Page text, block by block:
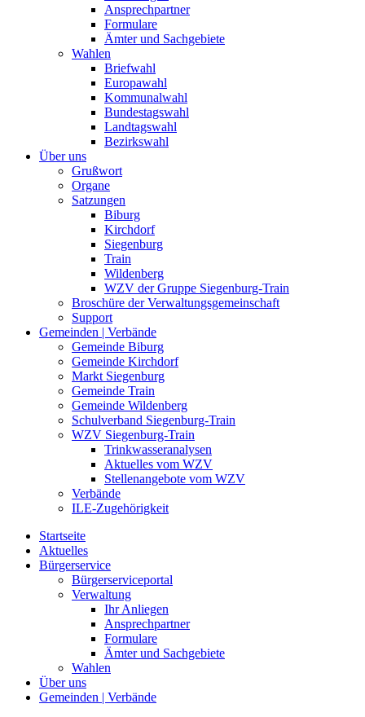
Ansprechpartner
Formulare
Ämter und Sachgebiete
Wahlen
Briefwahl
Europawahl
Kommunalwahl
Bundestagswahl
Landtagswahl
Bezirkswahl
Über uns
Grußwort
Organe
Satzungen
Biburg
Kirchdorf
Siegenburg
Train
Wildenberg
WZV der Gruppe Siegenburg-Train
Broschüre der Verwaltungsgemeinschaft
Support
Gemeinden | Verbände
Gemeinde Biburg
Gemeinde Kirchdorf
Markt Siegenburg
Gemeinde Train
Gemeinde Wildenberg
Schulverband Siegenburg-Train
WZV Siegenburg-Train
Trinkwasseranalysen
Aktuelles vom WZV
Stellenangebote vom WZV
Verbände
ILE-Zugehörigkeit
Startseite
Aktuelles
Bürgerservice
Bürgerserviceportal
Verwaltung
Ihr Anliegen
Ansprechpartner
Formulare
Ämter und Sachgebiete
Wahlen
Über uns
Gemeinden | Verbände